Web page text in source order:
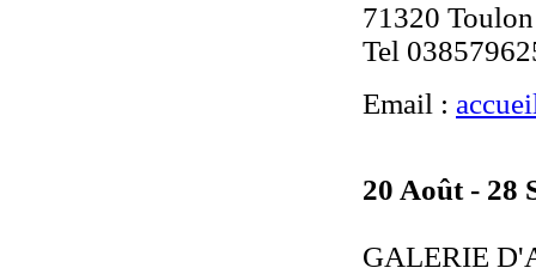
71320
Tel
Email :
20 Août - 28
GALERIE